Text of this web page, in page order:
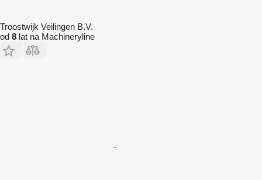
Troostwijk Veilingen B.V.
od 8 lat na Machineryline